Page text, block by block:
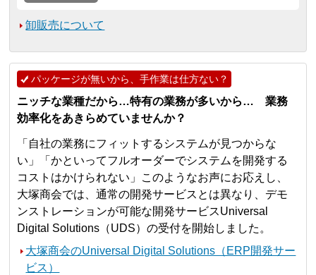
卸販売について
パッケージが無いから、手作業は仕方ない？
ニッチな業種だから…特有の業務が多いから… 業務
効率化をあきらめていませんか？
「自社の業務にフィットするシステムが見つからな
い」「かといってフルオーダーでシステムを開発する
コストはかけられない」このようなお声にお応えし、
大塚商会では、通常の開発サービスとは異なり、デモ
ンストレーションが可能な開発サービスUniversal
Digital Solutions（UDS）の受付を開始しました。
大塚商会のUniversal Digital Solutions（ERP開発サー
ビス）